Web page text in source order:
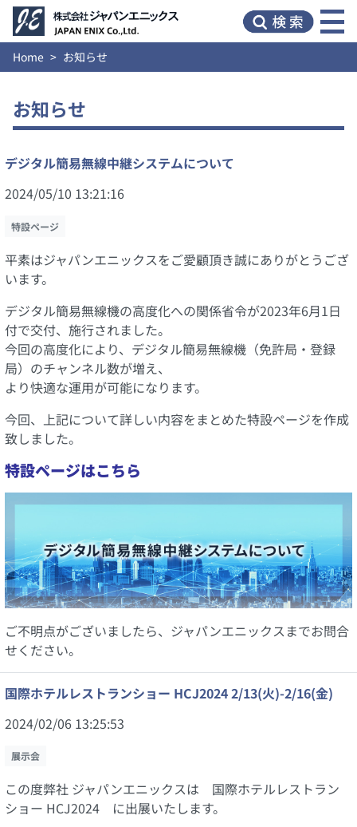
Home お知らせ
お知らせ
デジタル簡易無線中継システムについて
2024/05/10 13:21:16
特設ページ
平素はジャパンエニックスをご愛顧頂き誠にありがとうござ
います。
デジタル簡易無線機の高度化への関係省令が2023年6月1日
付で交付、施行されました。
今回の高度化により、デジタル簡易無線機（免許局・登録
局）のチャンネル数が増え、
より快適な運用が可能になります。
今回、上記について詳しい内容をまとめた特設ページを作成
致しました。
特設ページはこちら
ご不明点がございましたら、ジャパンエニックスまでお問合
せください。
国際ホテルレストランショー HCJ2024 2/13(火)-2/16(金)
2024/02/06 13:25:53
展示会
この度弊社 ジャパンエニックスは 国際ホテルレストラン
ショー HCJ2024 に出展いたします。